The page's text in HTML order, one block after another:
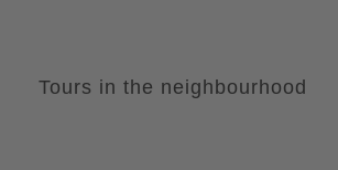
Tours in the neighbourhood